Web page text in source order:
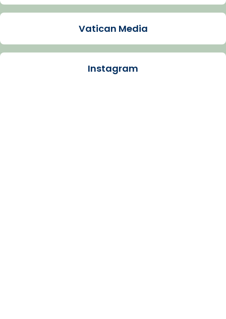
Imatge: Generada amb IA (OpenAI)
Arquebisbat de Barcelona
Vatican Media
Instagram